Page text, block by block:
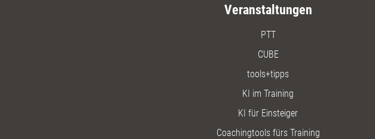
Veranstaltungen
PTT
CUBE
tools+tipps
KI im Training
KI für Einsteiger
Coachingtools fürs Training